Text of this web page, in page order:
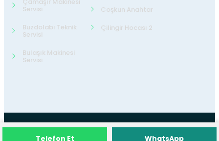
Servisi
Buzdolabı Teknik
Servisi
Bulaşık Makinesi
Servisi
Coşkun Anahtar
Çilingir Hocası 2
©202624 Teknik ServisTüm Hakları
Telefon Et WhatsApp